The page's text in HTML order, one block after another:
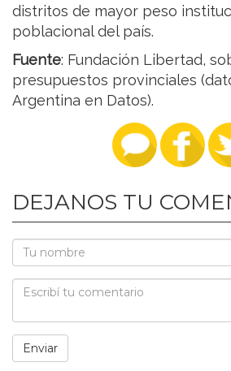
distritos de mayor peso
poblacional del país.
Fuente: Fundación Libertad,
presupuestos provinciales
Argentina en Datos).
DEJANOS TU